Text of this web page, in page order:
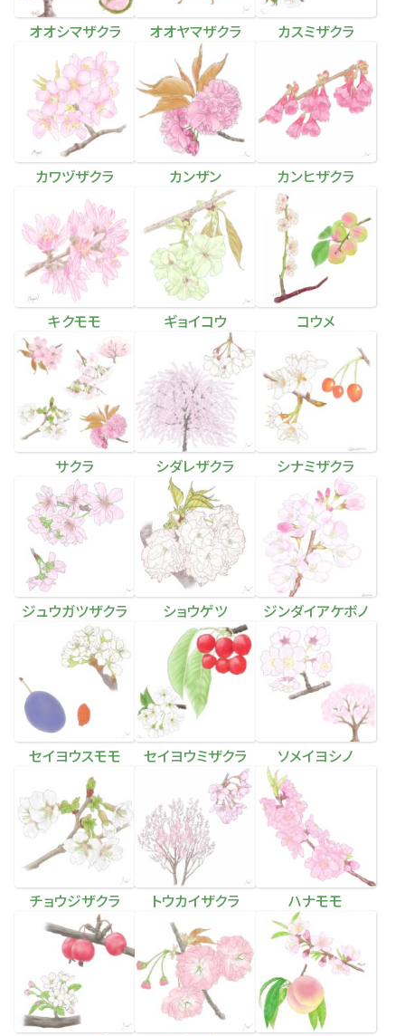
オオシマザクラ オオヤマザクラ カスミザクラ
カワヅザクラ カンザン カンヒザクラ
キクモモ ギョイコウ コウメ
サクラ シダレザクラ シナミザクラ
ジュウガツザクラ ショウゲツ ジンダイアケボノ
セイヨウスモモ セイヨウミザクラ ソメイヨシノ
チョウジザクラ トウカイザクラ ハナモモ